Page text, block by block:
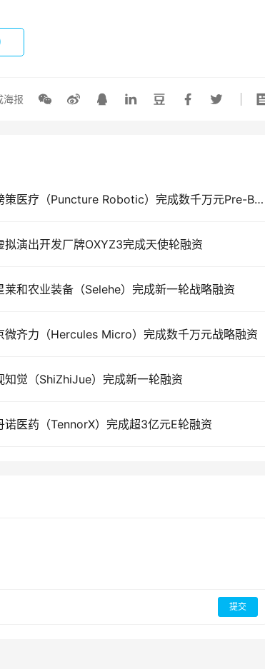
海报
磅策医疗（Puncture Robotic）完成数千万元Pre-B+轮融资
拟演出开发厂牌OXYZ3完成天使轮融资
莱和农业装备（Selehe）完成新一轮战略融资
微齐力（Hercules Micro）完成数千万元战略融资
知觉（ShiZhiJue）完成新一轮融资
诺医药（TennorX）完成超3亿元E轮融资
提交